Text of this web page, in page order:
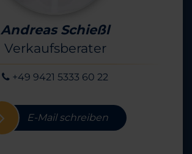
Andreas Schießl
Verkaufsberater
+49 9421 5333 60 22
E-Mail schreiben